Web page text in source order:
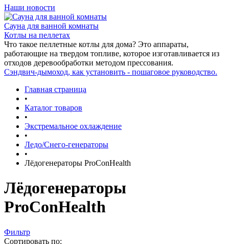
Наши новости
Сауна для ванной комнаты
Котлы на пеллетах
Что такое пеллетные котлы для дома? Это аппараты,
работающие на твердом топливе, которое изготавливается из
отходов деревообработки методом прессования.
Сэндвич-дымоход, как установить - пошаговое руководство.
Главная страница
•
Каталог товаров
•
Экстремальное охлаждение
•
Ледо/Снего-генераторы
•
Лёдогенераторы ProConHealth
Лёдогенераторы
ProConHealth
Фильтр
Сортировать по: